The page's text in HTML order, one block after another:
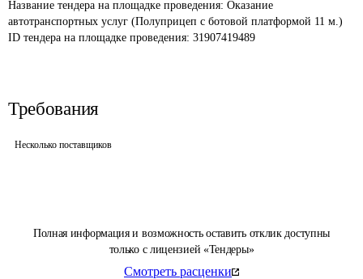
Полная информация и возможность оставить отклик доступны
только с лицензией «Тендеры»
Смотреть расценки
Название тендера на площадке проведения: Оказание
автотранспортных услуг (Полуприцеп с ботовой платформой 11 м.)
ID тендера на площадке проведения: 31907419489
Требования
Несколько поставщиков